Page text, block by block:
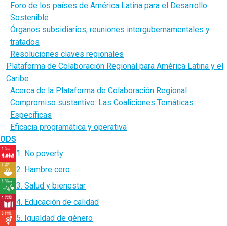
Foro de los países de América Latina para el Desarrollo
Sostenible
Órganos subsidiarios, reuniones intergubernamentales y
tratados
Resoluciones claves regionales
Plataforma de Colaboración Regional para América Latina y el
Caribe
Acerca de la Plataforma de Colaboración Regional
Compromiso sustantivo: Las Coaliciones Temáticas
Específicas
Eficacia programática y operativa
ODS
1. No poverty
2. Hambre cero
3. Salud y bienestar
4. Educación de calidad
5. Igualdad de género